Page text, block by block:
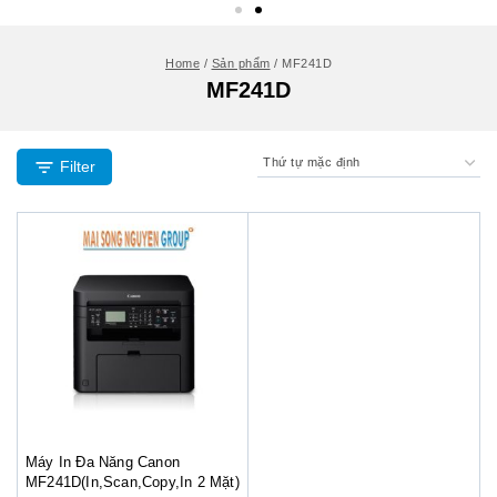
Home / Sản phẩm / MF241D
MF241D
Filter
Máy In Đa Năng Canon
MF241D(In,Scan,Copy,In 2 Mặt)